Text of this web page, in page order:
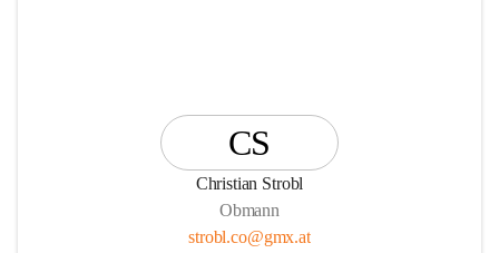
CS
Christian Strobl
Obmann
strobl.co@gmx.at